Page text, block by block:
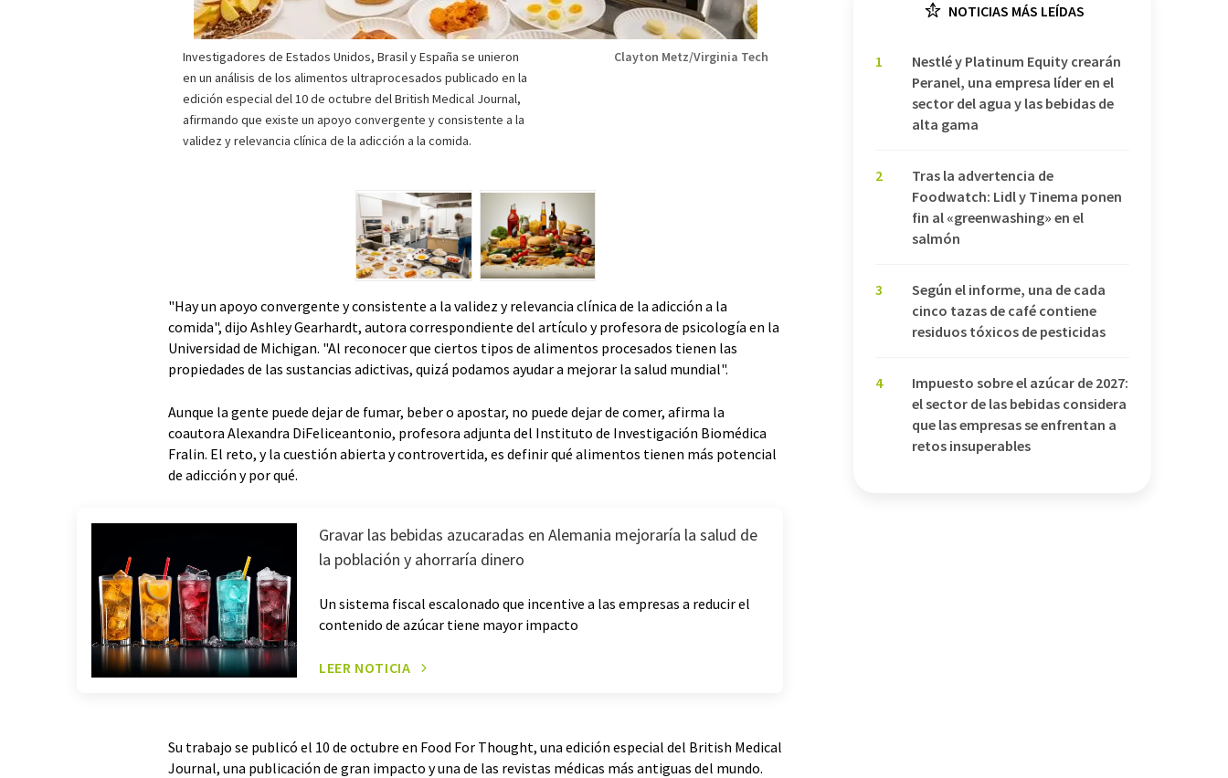
Investigadores de Estados Unidos, Brasil y España se unieron
en un análisis de los alimentos ultraprocesados publicado en la
edición especial del 10 de octubre del British Medical Journal,
afirmando que existe un apoyo convergente y consistente a la
validez y relevancia clínica de la adicción a la comida.
Clayton Metz/Virginia Tech
"Hay un apoyo convergente y consistente a la validez y relevancia clínica de la adicción a la
comida", dijo Ashley Gearhardt, autora correspondiente del artículo y profesora de psicología en la
Universidad de Michigan. "Al reconocer que ciertos tipos de alimentos procesados tienen las
propiedades de las sustancias adictivas, quizá podamos ayudar a mejorar la salud mundial".
Aunque la gente puede dejar de fumar, beber o apostar, no puede dejar de comer, afirma la
coautora Alexandra DiFeliceantonio, profesora adjunta del Instituto de Investigación Biomédica
Fralin. El reto, y la cuestión abierta y controvertida, es definir qué alimentos tienen más potencial
de adicción y por qué.
Gravar las bebidas azucaradas en Alemania mejoraría la salud de
la población y ahorraría dinero
Un sistema fiscal escalonado que incentive a las empresas a reducir el
contenido de azúcar tiene mayor impacto
LEER NOTICIA
Su trabajo se publicó el 10 de octubre en Food For Thought, una edición especial del British Medical
Journal, una publicación de gran impacto y una de las revistas médicas más antiguas del mundo.
NOTICIAS MÁS LEÍDAS
1
Nestlé y Platinum Equity crearán
Peranel, una empresa líder en el
sector del agua y las bebidas de
alta gama
2
Tras la advertencia de
Foodwatch: Lidl y Tinema ponen
fin al «greenwashing» en el
salmón
3
Según el informe, una de cada
cinco tazas de café contiene
residuos tóxicos de pesticidas
4
Impuesto sobre el azúcar de 2027:
el sector de las bebidas considera
que las empresas se enfrentan a
retos insuperables